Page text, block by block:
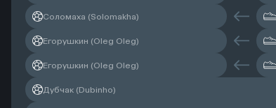
Соломаха (Solomakha)
Егорушкин (Oleg Oleg)
Егорушкин (Oleg Oleg)
Дубчак (Dubinho)